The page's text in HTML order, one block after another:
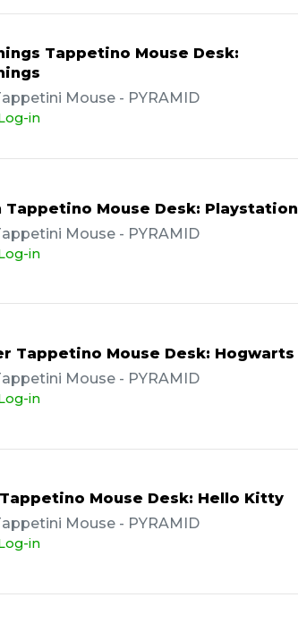
Tappetino Mouse Desk:
Mouse - PYRAMID
in
Tappetino Mouse Desk: Playstation
Mouse - PYRAMID
in
Tappetino Mouse Desk: Hogwarts
Mouse - PYRAMID
in
Mouse Desk: Hello Kitty
Mouse - PYRAMID
in